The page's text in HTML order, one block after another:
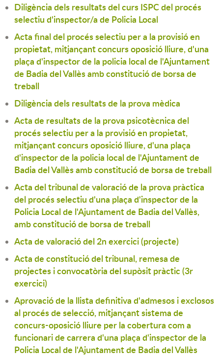
Diligència dels resultats del curs ISPC del procés
selectiu d'inspector/a de Policia Local
Acta final del procés selectiu per a la provisió en
propietat, mitjançant concurs oposició lliure, d'una
plaça d'inspector de la policia local de l'Ajuntament
de Badia del Vallès amb constitució de borsa de
treball
Diligència dels resultats de la prova mèdica
Acta de resultats de la prova psicotècnica del
procés selectiu per a la provisió en propietat,
mitjançant concurs oposició lliure, d'una plaça
d'inspector de la policia local de l'Ajuntament de
Badia del Vallès amb constitució de borsa de treball
Acta del tribunal de valoració de la prova pràctica
del procés selectiu d'una plaça d'inspector de la
Policia Local de l'Ajuntament de Badia del Vallès,
amb constitució de borsa de treball
Acta de valoració del 2n exercici (projecte)
Acta de constitució del tribunal, remesa de
projectes i convocatòria del supòsit pràctic (3r
exercici)
Aprovació de la llista definitiva d'admesos i exclosos
al procés de selecció, mitjançant sistema de
concurs-oposició lliure per la cobertura com a
funcionari de carrera d'una plaça d'inspector de la
Policia Local de l'Ajuntament de Badia del Vallès